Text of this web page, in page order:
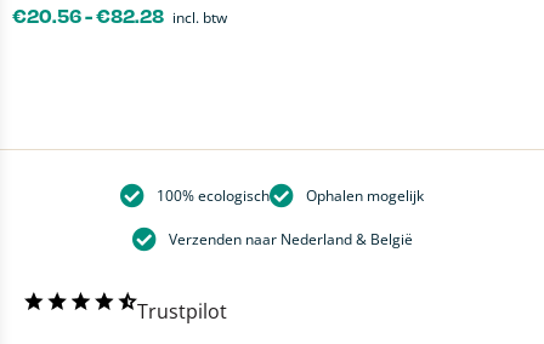
€20.56-€82.28 incl. btw
100% ecologisch Ophalen mogelijk
Verzenden naar Nederland & België
Trustpilot